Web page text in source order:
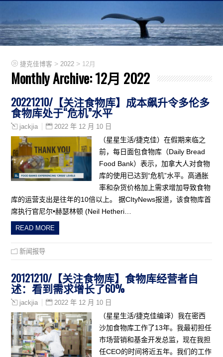
捷克佳博客 > 2022 > 12月
Monthly Archive:12月 2022
20221210/【关注食物库】成本飙升令多伦多
食物库处于“危机”水平
jackjia 2022 年 12 月 10 日
（星星生活/捷克佳）在假期来临之
前，每日面包食物库（Daily Bread
Food Bank）表示，加拿大人对食物
库的使用已达到“危机”水平。高通胀
率和杂货价格加上需求增加导致食物
库的运营支出是往年的10倍以上。 据CItyNews报道，该食物库首
席执行官尼尔•赫瑟林顿 (Neil Hetheri…
READ MORE
新闻报导
20121210/【关注食物库】食物库经营者自
述：看到需求增长了60%
jackjia 2022 年 12 月 10 日
（星星生活/捷克佳编译）我在密西
沙加食物库工作了13年。我最初担任
市场营销和基金开发总监，现在我担
任CEO的时间将近五年。我们的工作